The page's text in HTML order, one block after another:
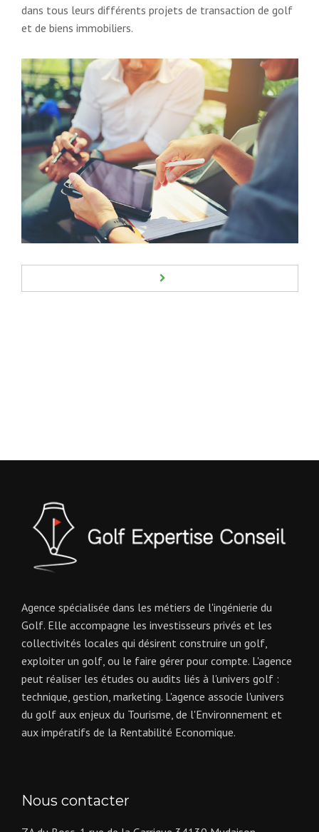
dans tous leurs différents projets de transaction de golf
et de biens immobiliers.
Agence spécialisée dans les métiers de l'ingénierie du
Golf. Elle accompagne les investisseurs privés et les
collectivités locales qui désirent construire un golf,
exploiter un golf, ou le faire gérer pour compte. L'agence
peut réaliser les études ou audits liés à l'univers golf :
technique, gestion, marketing. L'agence associe l'univers
du golf aux enjeux du Tourisme, de l'Environnement et
aux impératifs de la Rentabilité Economique.
Nous contacter